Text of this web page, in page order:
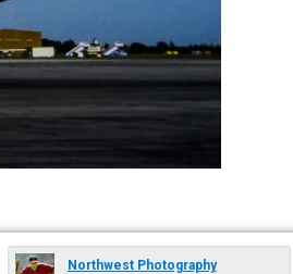
Northwest Photography